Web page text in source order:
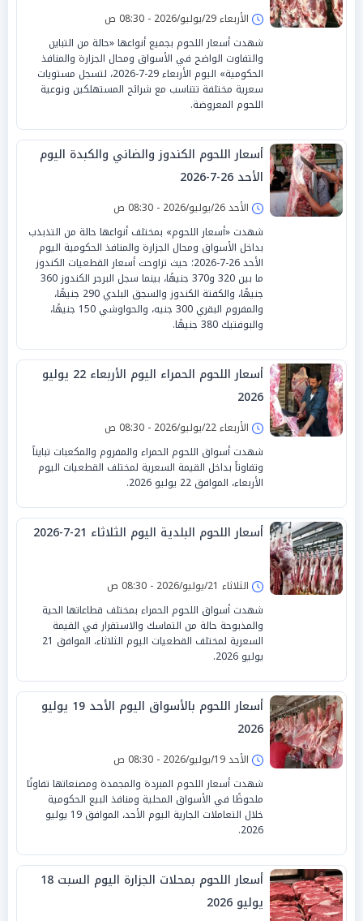
الأربعاء 29/يوليو/2026 - 08:30 ص
شهدت أسعار اللحوم بجميع أنواعها «حالة من التباين
والتفاوت الواضح في الأسواق ومحال الجزارة والمنافذ
الحكومية» اليوم الأربعاء 29-7-2026، لتسجل مستويات
سعرية مختلفة تتناسب مع شرائح المستهلكين ونوعية
اللحوم المعروضة.
أسعار اللحوم الكندوز والضاني والكبدة اليوم
الأحد 26-7-2026
الأحد 26/يوليو/2026 - 08:30 ص
شهدت «أسعار اللحوم» بمختلف أنواعها حالة من التذبذب
بداخل الأسواق ومحال الجزارة والمنافذ الحكومية اليوم
الأحد 26-7-2026؛ حيث تراوحت أسعار القطعيات الكندوز
ما بين 320 و370 جنيهًا، بينما سجل البرجر الكندوز 360
جنيهًا، والكفتة الكندوز والسجق البلدي 290 جنيهًا،
والمفروم البقري 300 جنيه، والحواوشي 150 جنيهًا،
والبوفتيك 380 جنيهًا.
أسعار اللحوم الحمراء اليوم الأربعاء 22 يوليو
2026
الأربعاء 22/يوليو/2026 - 08:30 ص
شهدت أسواق اللحوم الحمراء والمفروم والمكعبات تبايناً
وتفاوتاً بداخل القيمة السعرية لمختلف القطعيات اليوم
الأربعاء، الموافق 22 يوليو 2026.
أسعار اللحوم البلدية اليوم الثلاثاء 21-7-2026
الثلاثاء 21/يوليو/2026 - 08:30 ص
شهدت أسواق اللحوم الحمراء بمختلف قطاعاتها الحية
والمذبوحة حالة من التماسك والاستقرار في القيمة
السعرية لمختلف القطعيات اليوم الثلاثاء، الموافق 21
يوليو 2026.
أسعار اللحوم بالأسواق اليوم الأحد 19 يوليو
2026
الأحد 19/يوليو/2026 - 08:30 ص
شهدت أسعار اللحوم المبردة والمجمدة ومصنعاتها تفاوتًا
ملحوظًا في الأسواق المحلية ومنافذ البيع الحكومية
خلال التعاملات الجارية اليوم الأحد، الموافق 19 يوليو
2026.
أسعار اللحوم بمحلات الجزارة اليوم السبت 18
يوليو 2026